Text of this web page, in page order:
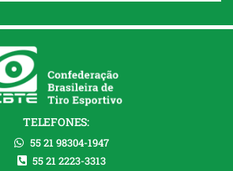
TELEFONES:
55 21 98304-1947
55 21 2223-3313